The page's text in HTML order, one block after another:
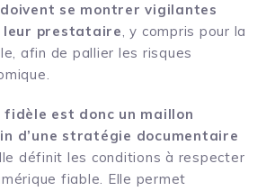
se montrer vigilantes
leur prestataire, y compris pour la
afin de pallier les risques
est donc un maillon
d’une stratégie documentaire
définit les conditions à respecter
fiable. Elle permet